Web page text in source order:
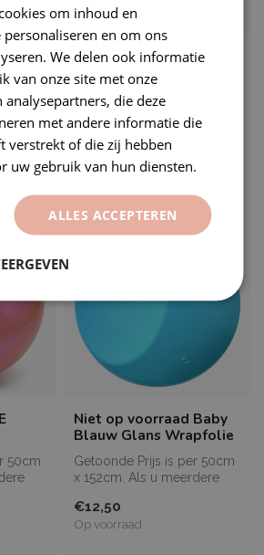
50cm
KAMELEON MIDNIGHT
BLAUW PAARS
Getoonde prijs is per 50cm
x 152cm. Als u meerdere
meters bestelt, dan worden
de...
€15,00
50cm
Niet op voorraad Baby
Blauw Glans Wrapfolie
Getoonde Prijs is per 50cm
x 152cm. Als u meerdere
de...
€12,50
Op voorraad
om inhoud en
en om ons
We delen ook informatie
van onze site met onze
analysepartners, die deze
met andere informatie die
verstrekt of die zij hebben
uw gebruik van hun diensten.
ALLES ACCEPTEREN